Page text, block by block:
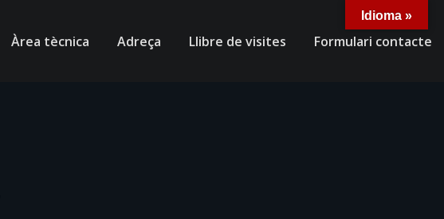
Àrea tècnica Adreça Llibre de visites Formulari contacte
Idioma »